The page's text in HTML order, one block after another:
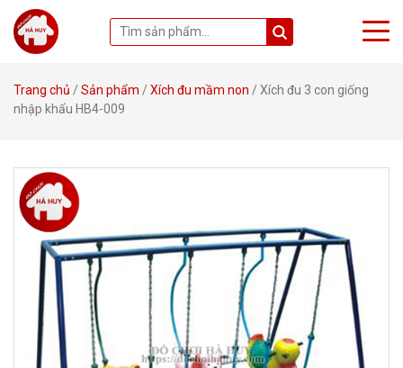
Trang chủ / Sản phẩm / Xích đu mầm non / Xích đu 3 con giống
nhập khẩu HB4-009